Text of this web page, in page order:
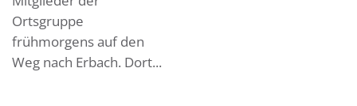
Ortsgruppe
frühmorgens auf den
Weg nach Erbach. Dort...